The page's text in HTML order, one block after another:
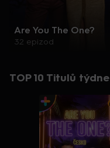
Are You The One?
32 epizod
TOP 10 Titulů týdne